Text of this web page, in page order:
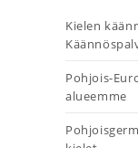
Kielen
Pohjois-
alueemme